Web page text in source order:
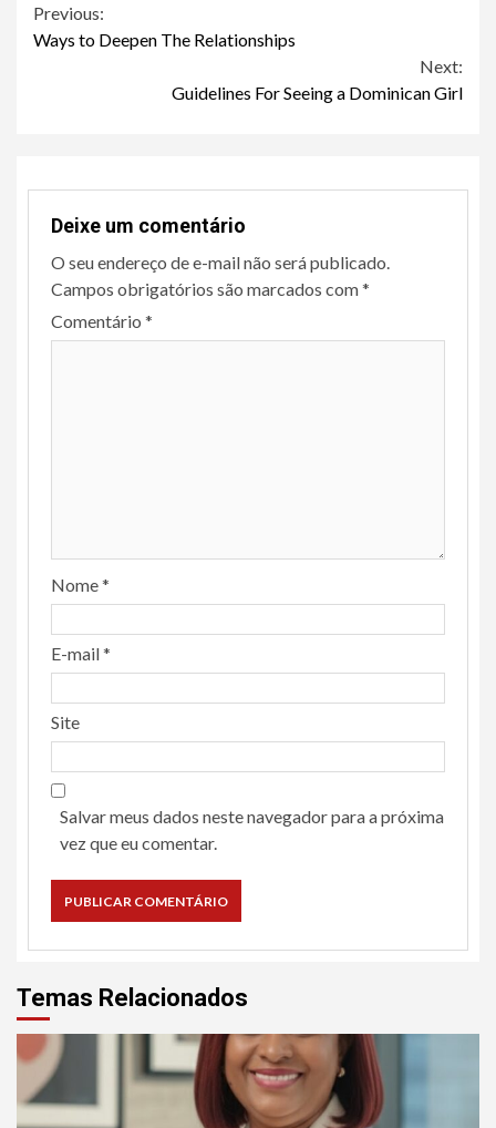
Continue
Previous:
Ways to Deepen The Relationships
Next:
Guidelines For Seeing a Dominican Girl
Deixe um comentário
O seu endereço de e-mail não será publicado.
Campos obrigatórios são marcados com*
Comentário *
Nome*
E-mail*
Site
Salvar meus dados neste navegador para a próxima
vez que eu comentar.
Temas Relacionados